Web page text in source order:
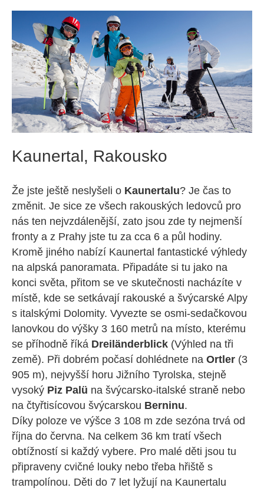
Kaunertal, Rakousko
Že jste ještě neslyšeli o Kaunertalu? Je čas to
změnit. Je sice ze všech rakouských ledovců pro
nás ten nejvzdálenější, zato jsou zde ty nejmenší
fronty a z Prahy jste tu za cca 6 a půl hodiny.
Kromě jiného nabízí Kaunertal fantastické výhledy
na alpská panoramata. Připadáte si tu jako na
konci světa, přitom se ve skutečnosti nacházíte v
místě, kde se setkávají rakouské a švýcarské Alpy
s italskými Dolomity. Vyvezte se osmi-sedačkovou
lanovkou do výšky 3 160 metrů na místo, kterému
se příhodně říká Dreiländerblick (Výhled na tři
země). Při dobrém počasí dohlédnete na Ortler (3
905 m), nejvyšší horu Jižního Tyrolska, stejně
vysoký Piz Palü na švýcarsko-italské straně nebo
na čtyřtisícovou švýcarskou Berninu.
Díky poloze ve výšce 3 108 m zde sezóna trvá od
října do června. Na celkem 36 km tratí všech
obtížností si každý vybere. Pro malé děti jsou tu
připraveny cvičné louky nebo třeba hřiště s
trampolínou. Děti do 7 let lyžují na Kaunertalu